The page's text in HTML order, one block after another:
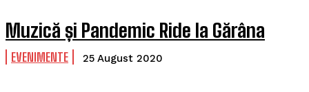
Muzică și Pandemic Ride la Gărâna
EVENIMENTE 25 August 2020